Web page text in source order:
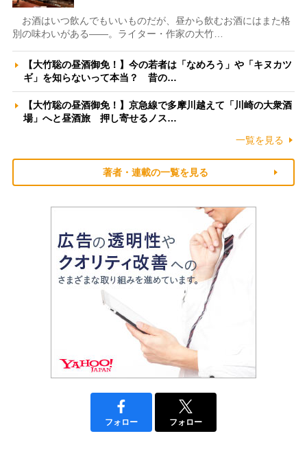
お酒はいつ飲んでもいいものだが、昼から飲むお酒にはまた格
別の味わいがある――。ライター・作家の大竹…
【大竹聡の昼酒御免！】今の若者は「なめろう」や「キヌカツ
ギ」を知らないって本当？ 昔の…
【大竹聡の昼酒御免！】京急線で多摩川越えて「川崎の大衆酒
場」へと昼酒旅 押し寄せるノス…
一覧を見る
著者・連載の一覧を見る
フォロー フォロー